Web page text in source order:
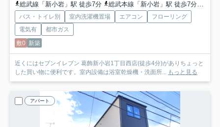
総武線「新小岩」駅 徒歩7分
総武本線「新小岩」駅 徒歩7分
バス・トイレ別 室内洗濯機置場 エアコン
フローリング
電気有
都市ガス
敷0 新築
近くにはセブンイレブン 葛飾新小岩1丁目西店(徒歩4分)がありちょっと
した買い物に便利です。室内設備は浴室乾燥機・洗面所... もっと見る
アパート